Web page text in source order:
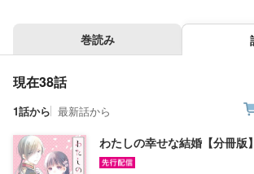
巻読み
現在38話
1話から 最新話から
わたしの幸せな結婚【分冊版